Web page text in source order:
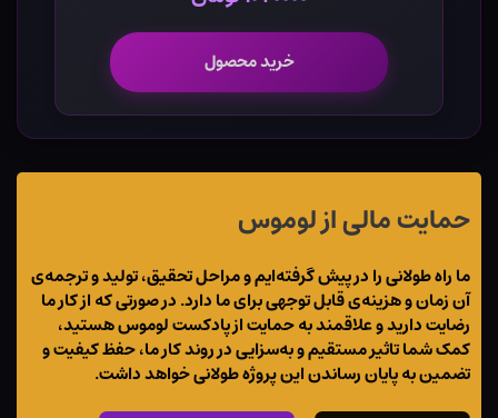
خرید محصول
حمایت مالی از لوموس
ما راه طولانی را در پیش گرفته‌ایم و مراحل تحقیق، تولید و ترجمه‌ی
آن زمان و هزینه‌ی قابل توجهی برای ما دارد. در صورتی که از کار ما
رضایت دارید و علاقمند به حمایت از پادکست لوموس هستید،
کمک شما تاثیر مستقیم و به‌سزایی در روند کار ما، حفظ کیفیت و
تضمین به پایان رساندن این پروژه طولانی خواهد داشت.